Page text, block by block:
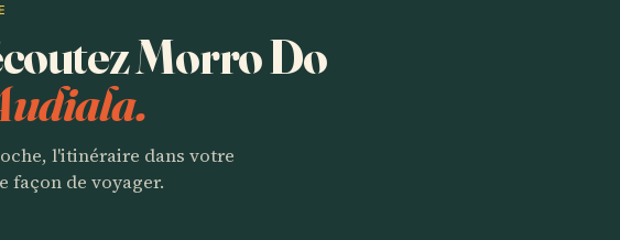
Morro Do
l'itinéraire dans votre
façon de voyager.